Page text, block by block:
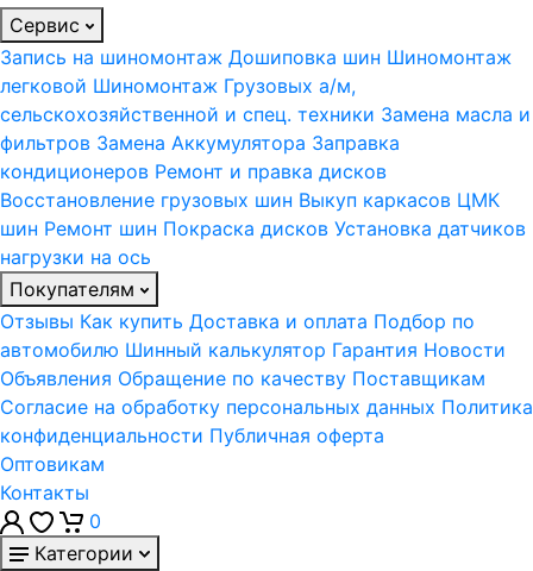
Сервис
Запись на шиномонтаж Дошиповка шин Шиномонтаж
легковой Шиномонтаж Грузовых а/м,
сельскохозяйственной и спец. техники Замена масла и
фильтров Замена Аккумулятора Заправка
кондиционеров Ремонт и правка дисков
Восстановление грузовых шин Выкуп каркасов ЦМК
шин Ремонт шин Покраска дисков Установка датчиков
нагрузки на ось
Покупателям
Отзывы Как купить Доставка и оплата Подбор по
автомобилю Шинный калькулятор Гарантия Новости
Объявления Обращение по качеству Поставщикам
Согласие на обработку персональных данных Политика
конфиденциальности Публичная оферта
Оптовикам
Контакты
0
Категории